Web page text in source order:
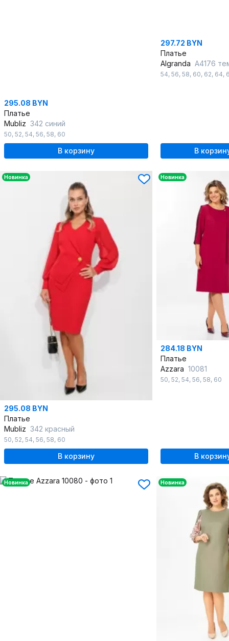
295.08 BYN
Платье
Mubliz 342 синий
50, 52, 54, 56, 58, 60
В корзину
297.72 BYN
Платье
Algranda А4176
54, 56, 58, 60, 62, 64,
В
Новинка
295.08 BYN
Платье
Mubliz 342 красный
50, 52, 54, 56, 58, 60
В корзину
Новинка
284.18 BYN
Платье
Azzara 10081
50, 52, 54, 56, 58, 60
В
Новинка Новинка